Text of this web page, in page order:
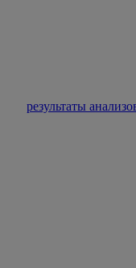
результаты